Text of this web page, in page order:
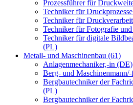
Prozessführer für
Techniker für
Techniker für
Techniker für Fotografie
Techniker für digitale
(PL)
Metall- und Maschinenbau (61)
Anlagenmechaniker,-in (DE)
Berg- und
Bergbautechniker der
(PL)
Bergbautechniker der